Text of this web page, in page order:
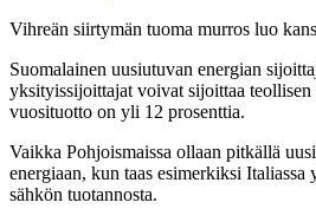
Vihreän siirtymän tuoma murros luo
Suomalainen uusiutuvan energian
yksityissijoittajat voivat sijoittaa
vuosituotto on yli 12 prosenttia.
Vaikka Pohjoismaissa ollaan pitkällä
energiaan, kun taas esimerkiksi
sähkön tuotannosta.